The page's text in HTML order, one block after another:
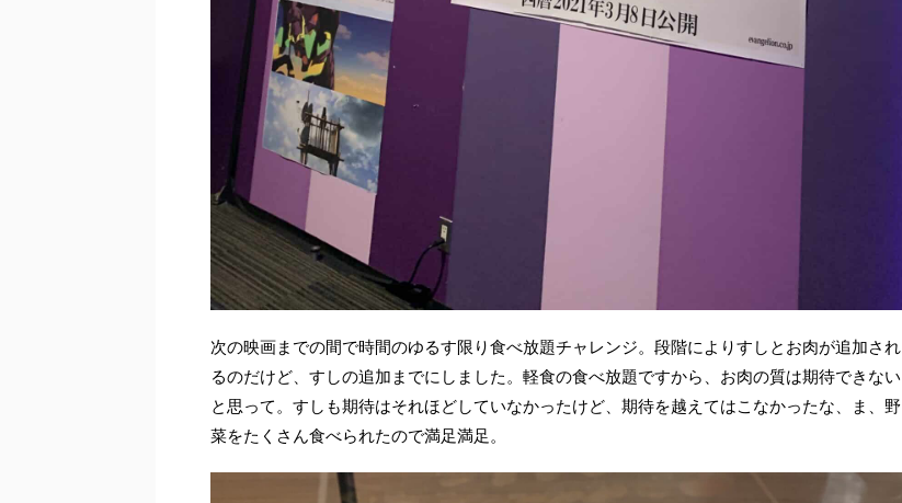
次の映画までの間で時間のゆるす限り食べ放題チャレンジ。段階によりすしとお肉が追加され
るのだけど、すしの追加までにしました。軽食の食べ放題ですから、お肉の質は期待できない
と思って。すしも期待はそれほどしていなかったけど、期待を越えてはこなかったな、ま、野
菜をたくさん食べられたので満足満足。